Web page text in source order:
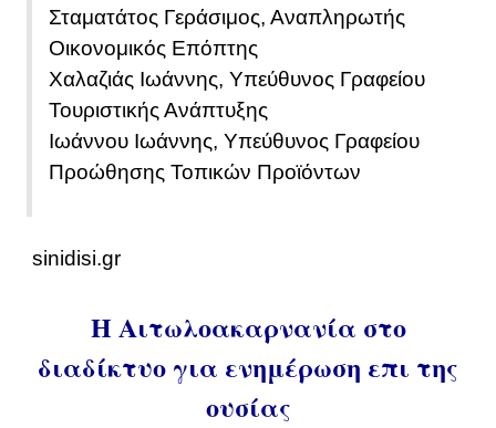
Σταματάτος Γεράσιμος, Αναπληρωτής
Οικονομικός Επόπτης
Χαλαζιάς Ιωάννης, Υπεύθυνος Γραφείου
Τουριστικής Ανάπτυξης
Ιωάννου Ιωάννης, Υπεύθυνος Γραφείου
Προώθησης Τοπικών Προϊόντων
sinidisi.gr
Η Αιτωλοακαρνανία στο
διαδίκτυο για ενημέρωση επι της
ουσίας